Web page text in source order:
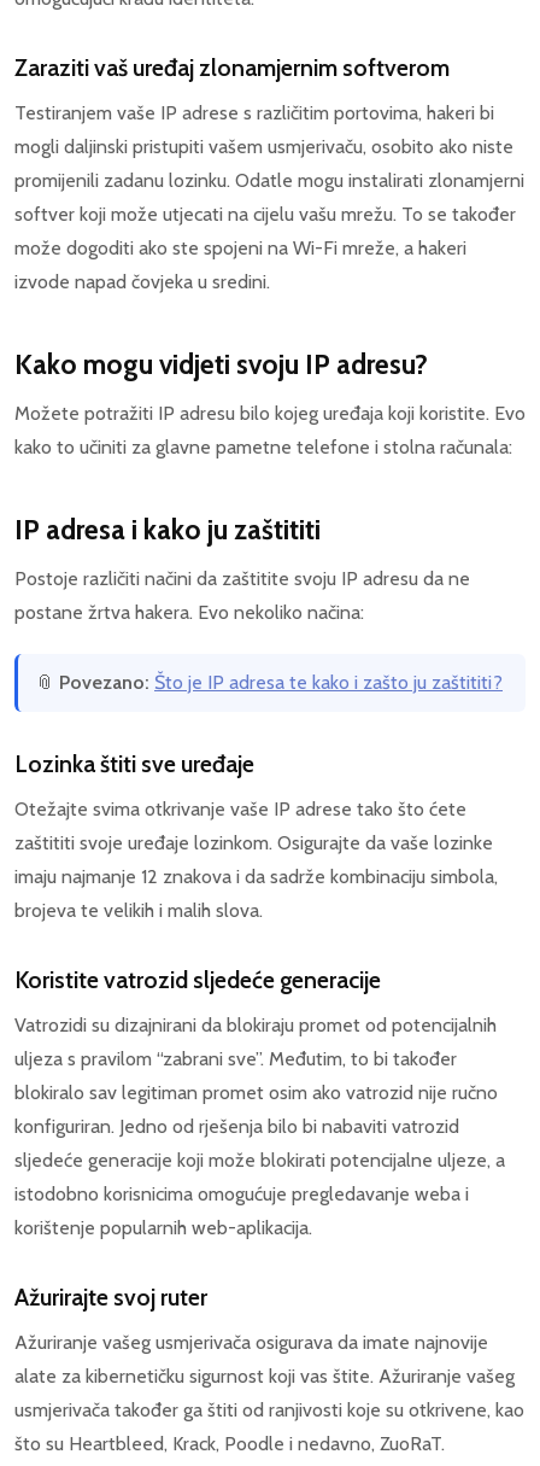
Zaraziti vaš uređaj zlonamjernim softverom
Testiranjem vaše IP adrese s različitim portovima, hakeri bi
mogli daljinski pristupiti vašem usmjerivaču, osobito ako niste
promijenili zadanu lozinku. Odatle mogu instalirati zlonamjerni
softver koji može utjecati na cijelu vašu mrežu. To se također
može dogoditi ako ste spojeni na Wi-Fi mreže, a hakeri
izvode napad čovjeka u sredini.
Kako mogu vidjeti svoju IP adresu?
Možete potražiti IP adresu bilo kojeg uređaja koji koristite. Evo
kako to učiniti za glavne pametne telefone i stolna računala:
IP adresa i kako ju zaštititi
Postoje različiti načini da zaštitite svoju IP adresu da ne
postane žrtva hakera. Evo nekoliko načina:
📎 Povezano: Što je IP adresa te kako i zašto ju zaštititi?
Lozinka štiti sve uređaje
Otežajte svima otkrivanje vaše IP adrese tako što ćete
zaštititi svoje uređaje lozinkom. Osigurajte da vaše lozinke
imaju najmanje 12 znakova i da sadrže kombinaciju simbola,
brojeva te velikih i malih slova.
Koristite vatrozid sljedeće generacije
Vatrozidi su dizajnirani da blokiraju promet od potencijalnih
uljeza s pravilom “zabrani sve”. Međutim, to bi također
blokiralo sav legitiman promet osim ako vatrozid nije ručno
konfiguriran. Jedno od rješenja bilo bi nabaviti vatrozid
sljedeće generacije koji može blokirati potencijalne uljeze, a
istodobno korisnicima omogućuje pregledavanje weba i
korištenje popularnih web-aplikacija.
Ažurirajte svoj ruter
Ažuriranje vašeg usmjerivača osigurava da imate najnovije
alate za kibernetičku sigurnost koji vas štite. Ažuriranje vašeg
usmjerivača također ga štiti od ranjivosti koje su otkrivene, kao
što su Heartbleed, Krack, Poodle i nedavno, ZuoRaT.